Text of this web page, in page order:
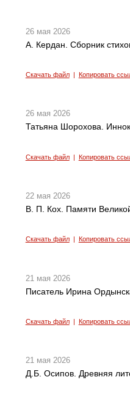
26 мая 2026
А. Кердан. Сборник
Скачать файл| Копировать
26 мая 2026
Татьяна Шорохова.
Скачать файл| Копировать
22 мая 2026
В. П. Кох. Памяти
Скачать файл| Копировать
21 мая 2026
Писатель Ирина
Скачать файл| Копировать
21 мая 2026
Д.Б. Осипов. Древняя